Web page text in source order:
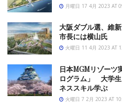
月曜日 17 4月 2023 AT
大阪ダブル選、維
市長には横山氏
火曜日 11 4月 2023 AT
日本MGMリゾーツ
ログラム」 大学
ネススキル学ぶ
火曜日 7 2月 2023 AT